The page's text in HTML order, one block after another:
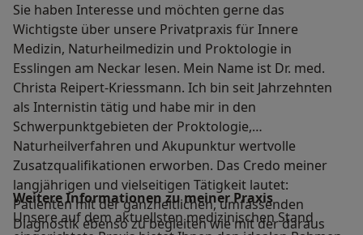
Sie haben Interesse und möchten gerne das
Wichtigste über unsere Privatpraxis für Innere
Medizin, Naturheilmedizin und Proktologie in
Esslingen am Neckar lesen. Mein Name ist Dr. med.
Christa Reipert-Kriessmann. Ich bin seit Jahrzehnten
als Internistin tätig und habe mir in den
Schwerpunktgebieten der Proktologie,
Naturheilverfahren und Akupunktur wertvolle
Zusatzqualifikationen erworben. Das Credo meiner
langjährigen und vielseitigen Tätigkeit lautet:
Patienten mit der ganzheitlichen, umfassenden
Diagnostik ebenso zu begleiten wie mit der daraus
Weitere Informationen zu meiner Praxis
Unsere auf dem aktuellsten medizinischen Stand